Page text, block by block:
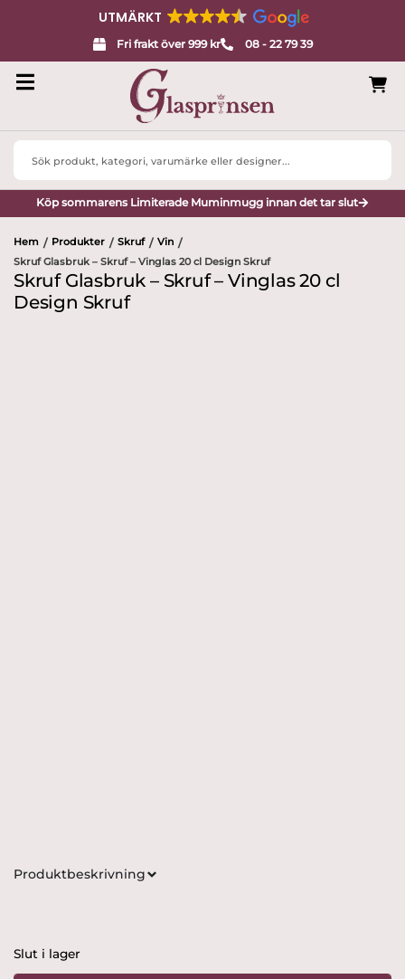
UTMÄRKT
Fri frakt över 999 kr 08 - 22 79 39
Search
Köp sommarens Limiterade Muminmugg innan det tar slut
Hem / Produkter / Skruf / Vin /
Skruf Glasbruk – Skruf – Vinglas 20 cl Design Skruf
Skruf Glasbruk – Skruf – Vinglas 20 cl
Design Skruf
Produktbeskrivning
Slut i lager